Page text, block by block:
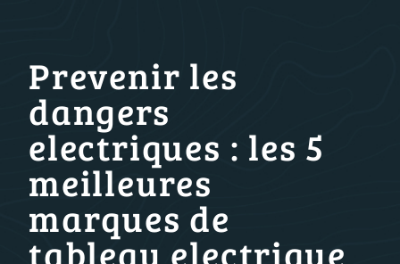
Prevenir les
dangers
electriques : les 5
meilleures
marques de
tableau electrique